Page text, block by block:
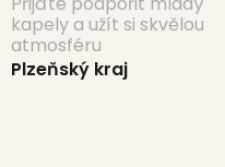
kapely a užít si skvělou
atmosféru
Plzeňský kraj